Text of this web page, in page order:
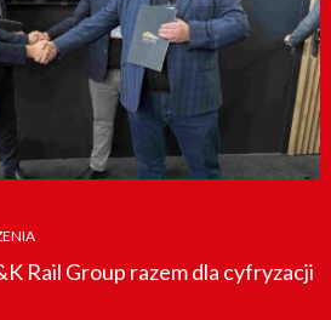
Rail Group razem dla cyfryzacji